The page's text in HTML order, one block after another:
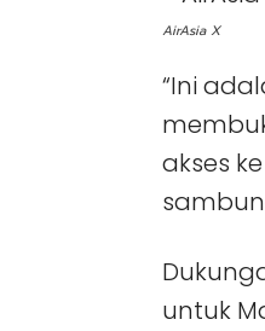
AirAsia X
“Ini
akses
untuk